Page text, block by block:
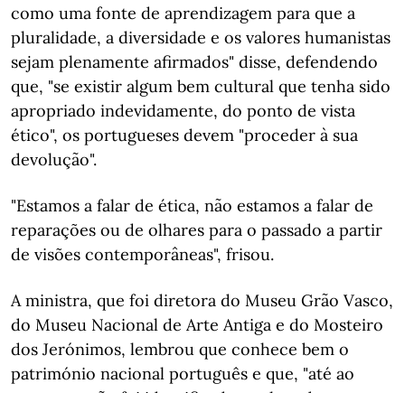
como uma fonte de aprendizagem para que a
pluralidade, a diversidade e os valores humanistas
sejam plenamente afirmados" disse, defendendo
que, "se existir algum bem cultural que tenha sido
apropriado indevidamente, do ponto de vista
ético", os portugueses devem "proceder à sua
devolução".
"Estamos a falar de ética, não estamos a falar de
reparações ou de olhares para o passado a partir
de visões contemporâneas", frisou.
A ministra, que foi diretora do Museu Grão Vasco,
do Museu Nacional de Arte Antiga e do Mosteiro
dos Jerónimos, lembrou que conhece bem o
património nacional português e que, "até ao